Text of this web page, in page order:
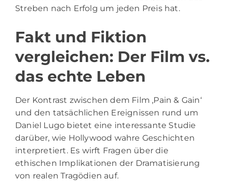
Streben nach Erfolg um jeden Preis hat.
Fakt und Fiktion
vergleichen: Der Film vs.
das echte Leben
Der Kontrast zwischen dem Film ‚Pain & Gain‘
und den tatsächlichen Ereignissen rund um
Daniel Lugo bietet eine interessante Studie
darüber, wie Hollywood wahre Geschichten
interpretiert. Es wirft Fragen über die
ethischen Implikationen der Dramatisierung
von realen Tragödien auf.